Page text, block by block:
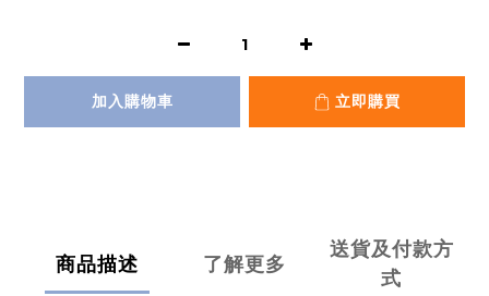
加入購物車 立即購買
商品描述 了解更多
送貨及付款方
式